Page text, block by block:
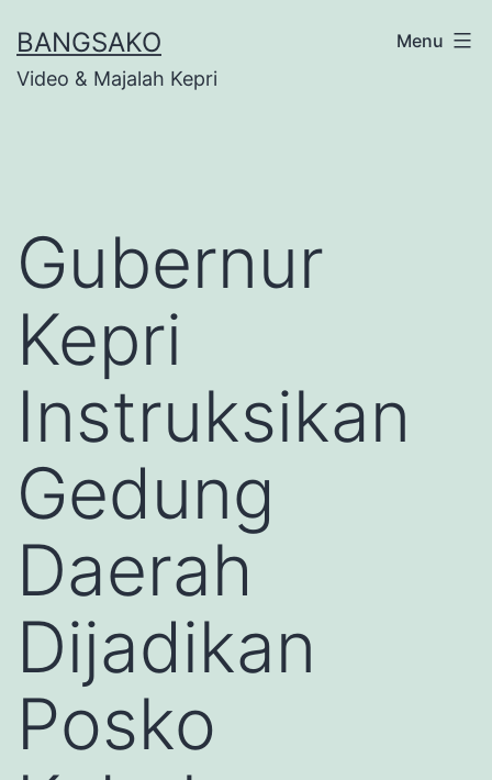
to
content
BANGSAKO
Video & Majalah Kepri
Menu
Gubernur
Kepri
Instruksikan
Gedung
Daerah
Dijadikan
Posko